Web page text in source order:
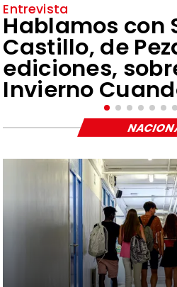
Entrevista
Hablamos con
Castillo, de
ediciones,
Invierno